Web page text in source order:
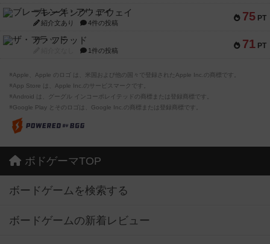
75 PT
ブレーキング・アウェイ
紹介文あり 4件の投稿
71 PT
ザ・フラッド
1件の投稿
※Apple、Apple のロゴ は、米国および他の国々で登録されたApple Inc.の商標です。
※App Store は、Apple Inc.のサービスマークです。
※Android は、グーグル インコーポレイテッドの商標または登録商標です。
※Google Play とそのロゴは、Google Inc.の商標または登録商標です。
ボドゲーマTOP
ボードゲームを検索する
ボードゲームの新着レビュー